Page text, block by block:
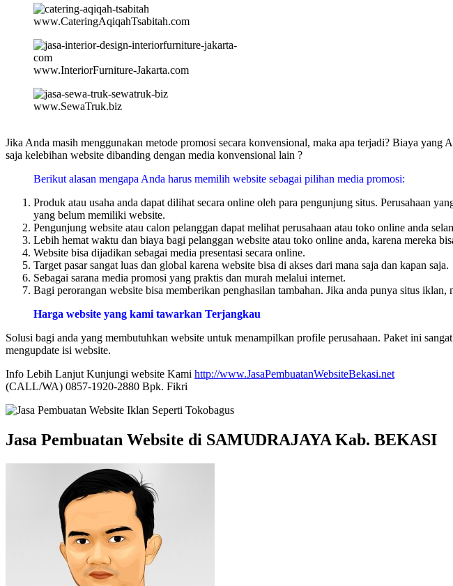
www.CateringAqiqahTsabitah.com
www.InteriorFurniture-Jakarta.com
www.SewaTruk.biz
Jika Anda masih menggunakan metode promosi secara konvensional, maka apa terjadi? Biaya
saja kelebihan website dibanding dengan media konvensional lain ?
Berikut alasan mengapa Anda harus memilih website sebagai pilihan media promosi:
Produk atau usaha anda dapat dilihat secara online oleh para pengunjung situs. Perusahaan
yang belum memiliki website.
Pengunjung website atau calon pelanggan dapat melihat perusahaan atau toko online anda
Lebih hemat waktu dan biaya bagi pelanggan website atau toko online anda, karena mereka
Website bisa dijadikan sebagai media presentasi secara online.
Target pasar sangat luas dan global karena website bisa di akses dari mana saja dan kapan saja.
Sebagai sarana media promosi yang praktis dan murah melalui internet.
Bagi perorangan website bisa memberikan penghasilan tambahan. Jika anda punya situs
Harga website yang kami tawarkan Terjangkau
Solusi bagi anda yang membutuhkan website untuk menampilkan profile perusahaan. Paket ini
mengupdate isi website.
Info Lebih Lanjut Kunjungi website Kami http://www.JasaPembuatanWebsiteBekasi.net
(CALL/WA) 0857-1920-2880 Bpk. Fikri
Jasa Pembuatan Website di SAMUDRAJAYA Kab. BEKASI